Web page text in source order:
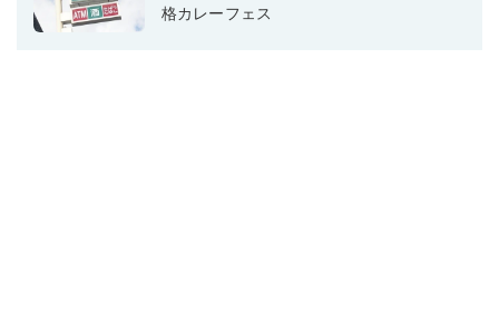
格カレーフェス